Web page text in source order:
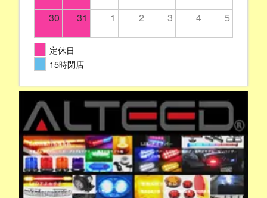
30 31 1 2 3 4 5
定休日
15時閉店